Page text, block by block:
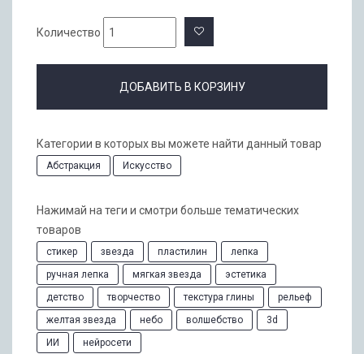
Количество
ДОБАВИТЬ В КОРЗИНУ
Категории в которых вы можете найти данный товар
Абстракция Искусство
Нажимай на теги и смотри больше тематических
товаров
стикер звезда пластилин
лепка
ручная лепка
мягкая звезда
эстетика
детство
творчество текстура глины
рельеф
желтая звезда
небо волшебство
3d
ИИ
нейросети